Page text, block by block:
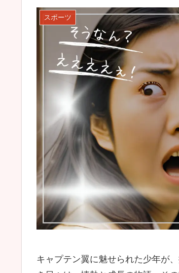
スポーツ
キャプテン翼に魅せられた少年が